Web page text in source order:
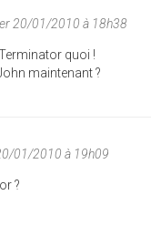
20/01/2010 à 18h38
quoi !
maintenant ?
01/2010 à 19h09
?